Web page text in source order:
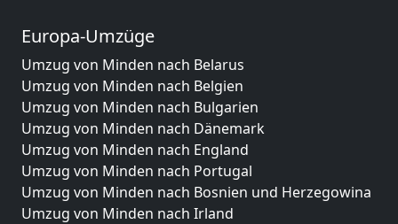
Europa-Umzüge
Umzug von Minden nach Belarus
Umzug von Minden nach Belgien
Umzug von Minden nach Bulgarien
Umzug von Minden nach Dänemark
Umzug von Minden nach England
Umzug von Minden nach Portugal
Umzug von Minden nach Bosnien und Herzegowina
Umzug von Minden nach Irland